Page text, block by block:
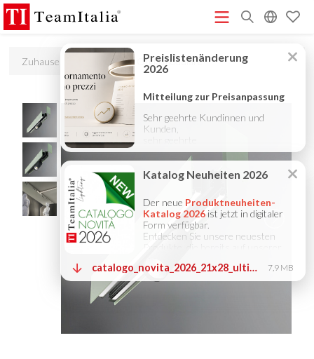
R
Preisliste – Juli 2026(513K) Katalog Neuheiten 2026
CATALOGUE 2025(12M) TECHNICAL CATALOGUE 2025
COMPANY PROFILE ITA (3M) COMPANY PROFILE GB(3M) COMPANY
PROFILE DE
StarTeam 1 (Einführung) (16M)
StarTeam 2
(Produkt)
★Touch-Dim and Synchronization Instructions
Zuhause Produkte Onda modulare